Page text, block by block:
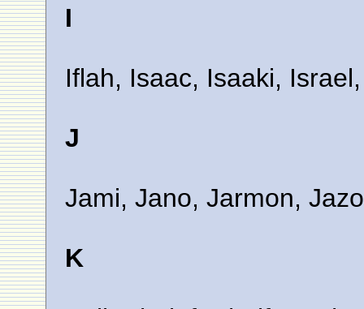
I
Iflah, Isaac, Isaaki,
J
Jami, Jano, Jarmon,
K